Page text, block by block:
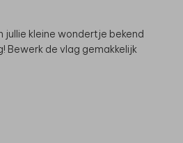
jullie kleine wondertje bekend
Bewerk de vlag gemakkelijk
van een stevig 610
binnen te halen bij